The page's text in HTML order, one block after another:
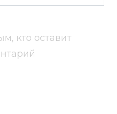
кто оставит